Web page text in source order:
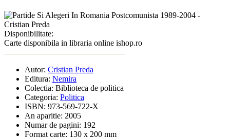
Disponibilitate:
Carte disponibila in libraria online ishop.ro
Autor: Cristian Preda
Editura: Nemira
Colectia: Biblioteca de politica
Categoria: Politica
ISBN: 973-569-722-X
An aparitie: 2005
Numar de pagini: 192
Format carte: 130 x 200 mm